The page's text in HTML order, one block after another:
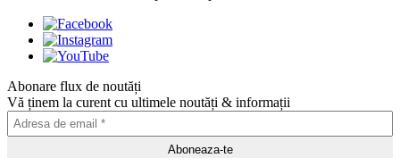
Abonare flux de noutăți
Vă ținem la curent cu ultimele noutăți & informații